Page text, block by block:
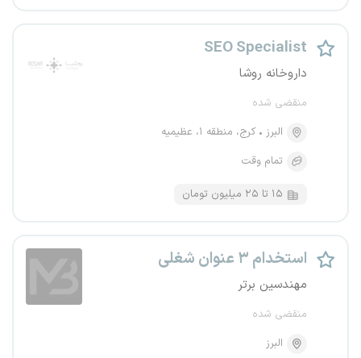
SEO Specialist
داروخانه روشا
منقضی شده
البرز
کرج، منطقه ۱، عظیمیه
تمام وقت
۱۵ تا ۲۵ میلیون تومان
استخدام ۳ عنوان شغلی
مهندسین برتر
منقضی شده
البرز